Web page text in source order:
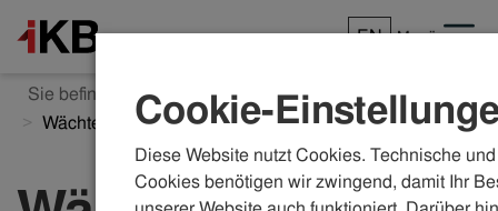
EN Menü
Sie befinden sich hier: ikb.at Karriere
Einblicke
Wächter des Herzstücks
Cookie-
Diese Website nutzt Cookies. Technische
Cookies benötigen wir zwingend, damit Ihr